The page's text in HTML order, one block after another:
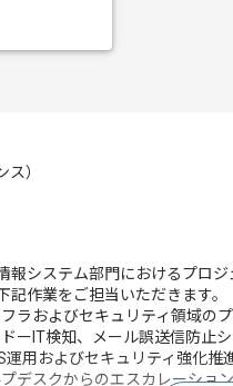
）
報システム部門におけるプロ
記作業をご担当いただきます。
ラおよびセキュリティ領域の
ーIT検知、メール誤送信防止
用およびセキュリティ強化推
デスクからのエスカレーショ